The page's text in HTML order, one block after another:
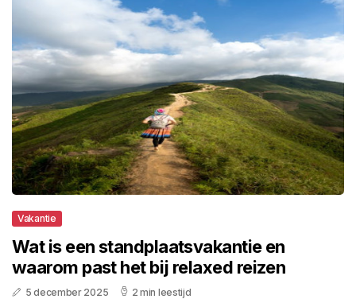
Vakantie
Wat is een standplaatsvakantie en
waarom past het bij relaxed reizen
5 december 2025 2 min leestijd